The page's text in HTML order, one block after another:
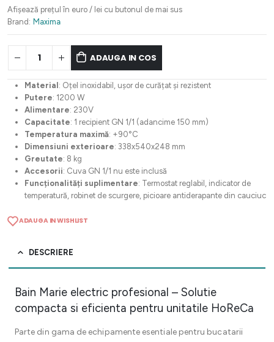
fost:
752,70 lei.
562,49 lei.
Afișează prețul în euro / lei cu butonul de mai sus
Brand: Maxima
ADAUGA IN COS
Material : Oțel inoxidabil, ușor de curățat și rezistent
Putere: 1200 W
Alimentare: 230V
Capacitate: 1 recipient GN 1/1 (adancime 150 mm)
Temperatura maximă: +90°C
Dimensiuni exterioare: 338x540x248 mm
Greutate: 8 kg
Accesorii: Cuva GN 1/1 nu este inclusă
Funcționalități suplimentare: Termostat reglabil, indicator de
temperatură, robinet de scurgere, picioare antiderapante din cauciuc
ADAUGA IN WISHLIST
DESCRIERE
Bain Marie electric profesional – Solutie
compacta si eficienta pentru unitatile HoReCa
Parte din gama de echipamente esentiale pentru bucatarii